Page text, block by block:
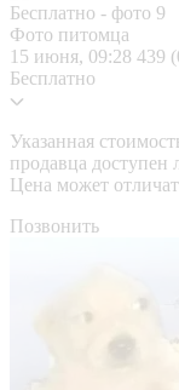
Фото питомца
15 июня, 09:28 439
Бесплатно
Указанная
продавца доступен
Цена может
Позвонить